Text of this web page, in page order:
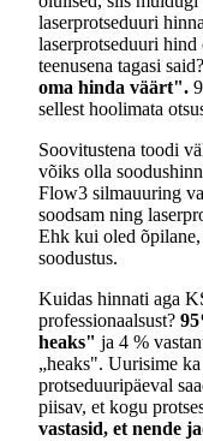
laserprotseduuri
laserprotseduuri hind
teenusena tagasi
oma hinda väärt".
sellest hoolimata
Soovitustena toodi
võiks olla
Flow3 silmauuring
soodsam ning
Ehk kui oled
soodustus.
Kuidas hinnati aga
professionaalsust?
heaks" ja 4 %
„heaks". Uurisime
protseduuripäeval
piisav, et kogu
vastasid, et nende